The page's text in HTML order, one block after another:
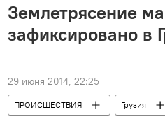
Землетрясение
зафиксировано в
29 июня 2014, 22:25
ПРОИСШЕСТВИЯ Грузия